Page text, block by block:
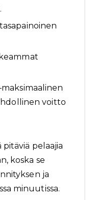
voitto
pelaajia
koska se
ja
minuutissa.